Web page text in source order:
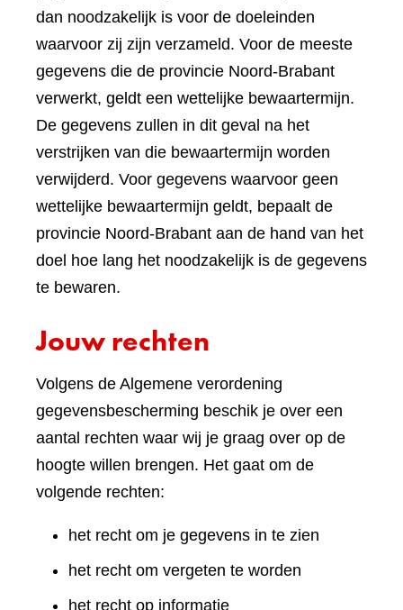
dan noodzakelijk is voor de doeleinden
waarvoor zij zijn verzameld. Voor de meeste
gegevens die de provincie Noord-Brabant
verwerkt, geldt een wettelijke bewaartermijn.
De gegevens zullen in dit geval na het
verstrijken van die bewaartermijn worden
verwijderd. Voor gegevens waarvoor geen
wettelijke bewaartermijn geldt, bepaalt de
provincie Noord-Brabant aan de hand van het
doel hoe lang het noodzakelijk is de gegevens
te bewaren.
Jouw rechten
Volgens de Algemene verordening
gegevensbescherming beschik je over een
aantal rechten waar wij je graag over op de
hoogte willen brengen. Het gaat om de
volgende rechten:
het recht om je gegevens in te zien
het recht om vergeten te worden
het recht op informatie